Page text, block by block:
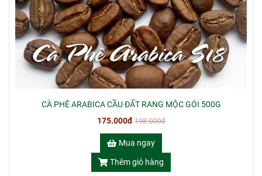
CÀ PHÊ ARABICA CẦU ĐẤT RANG MỘC GÓI 500G
175.000đ 198.000đ
Mua ngay
Thêm giỏ hàng